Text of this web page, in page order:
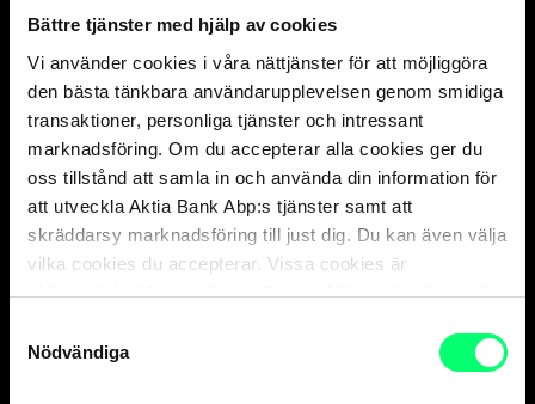
Bättre tjänster med hjälp av cookies
Vi använder cookies i våra nättjänster för att möjliggöra
den bästa tänkbara användarupplevelsen genom smidiga
transaktioner, personliga tjänster och intressant
marknadsföring. Om du accepterar alla cookies ger du
oss tillstånd att samla in och använda din information för
att utveckla Aktia Bank Abp:s tjänster samt att
skräddarsy marknadsföring till just dig. Du kan även välja
vilka cookies du accepterar. Vissa cookies är
obligatoriska för att säkerställa en pålitlig och säker drift
Nödvändiga
Och suveräna
kapitalförvaltaren.
Kundservice
Privatkunder
vard. 8-18
010 247 010
Företagskunder
010 247 6700